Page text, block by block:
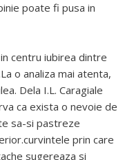
poate fi pusa in
centru iubirea dintre
o analiza mai atenta,
Dela I.L. Caragiale
ca exista o nevoie de
sa-si pastreze
prin care
sugereaza si